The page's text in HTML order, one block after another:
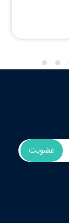
عضویت